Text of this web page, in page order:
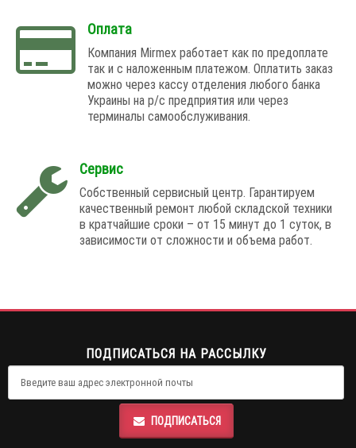
Оплата
Компания Mirmex работает как по предоплате
так и с наложенным платежом. Оплатить заказ
можно через кассу отделения любого банка
Украины на р/с предприятия или через
терминалы самообслуживания.
Сервис
Собственный сервисный центр. Гарантируем
качественный ремонт любой складской техники
в кратчайшие сроки – от 15 минут до 1 суток, в
зависимости от сложности и объема работ.
ПОДПИСАТЬСЯ НА РАССЫЛКУ
ПОДПИСАТЬСЯ